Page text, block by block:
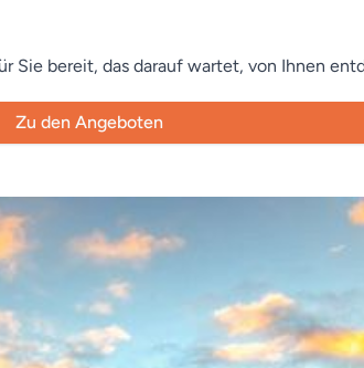
bereit, das darauf wartet, von Ihnen
Zu den Angeboten